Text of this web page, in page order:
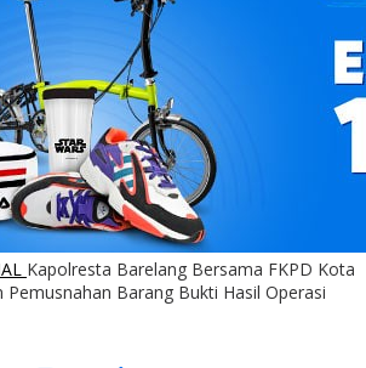
Kapolresta Barelang Bersama FKPD Kota
Barang Bukti Hasil Operasi